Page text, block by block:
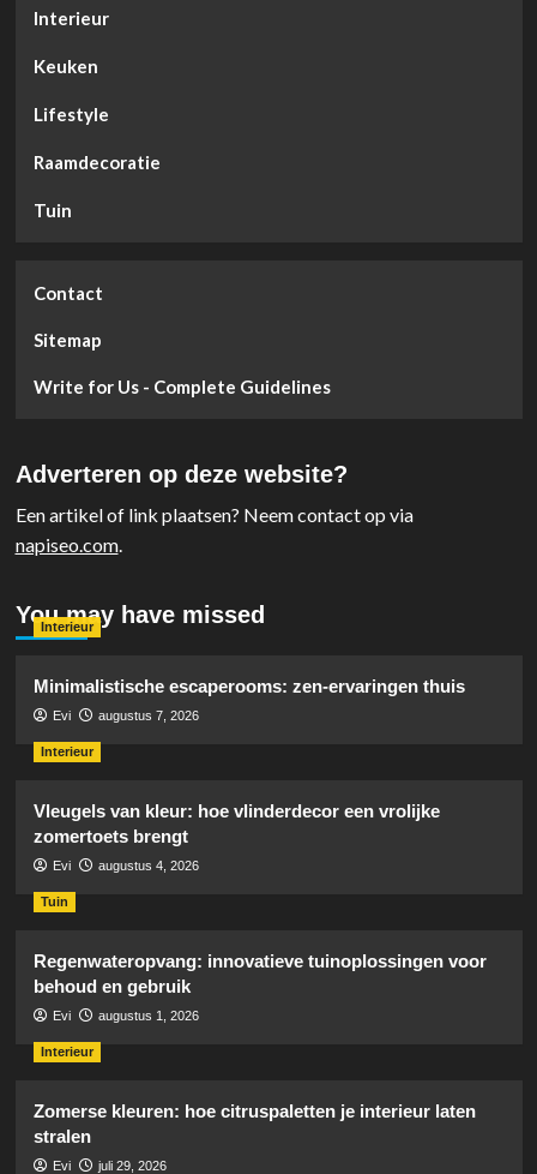
Interieur
Keuken
Lifestyle
Raamdecoratie
Tuin
Contact
Sitemap
Write for Us - Complete Guidelines
Adverteren op deze website?
Een artikel of link plaatsen? Neem contact op via
napiseo.com.
You may have missed
Interieur
Minimalistische escaperooms: zen-ervaringen thuis
Evi augustus 7, 2026
Interieur
Vleugels van kleur: hoe vlinderdecor een vrolijke
zomertoets brengt
Evi augustus 4, 2026
Tuin
Regenwateropvang: innovatieve tuinoplossingen voor
behoud en gebruik
Evi augustus 1, 2026
Interieur
Zomerse kleuren: hoe citruspaletten je interieur laten
stralen
Evi juli 29, 2026